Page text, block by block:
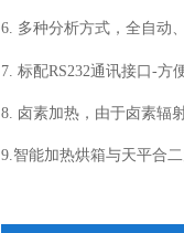
6. 多种分析方式，全自动
7. 标配RS232通讯接口-方
8. 卤素加热，由于卤素辐
9.智能加热烘箱与天平合